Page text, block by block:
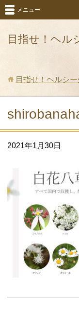
目指せ！ヘル
メニュー
目指せ！ヘルシー
2021年1月30日